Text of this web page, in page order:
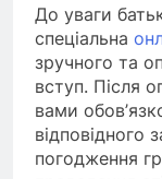
До уваги
спеціальна
зручного та
вступ. Після
вами
відповідного
погодження